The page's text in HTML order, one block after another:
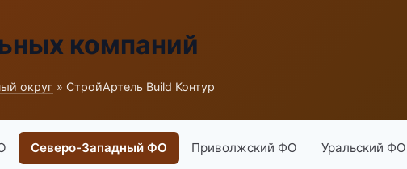
компаний
округ » СтройАртель Build Контур
Северо-Западный ФО Приволжский ФО Уральский ФО